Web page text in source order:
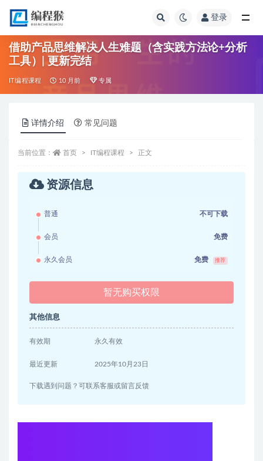
登录
借助产品思维解决人生难题（含实践方法论+分析
工具）| 更新完结
IT编程课程 10 月前 专属
详情介绍 常见问题
当前位置： 首页 IT编程课程 正文
资源信息
普通 不可下载
会员 免费
永久会员 免费 推荐
暂无购买权限
其他信息
有效期 永久有效
最近更新 2025年10月23日
下载遇到问题？可联系客服或留言反馈